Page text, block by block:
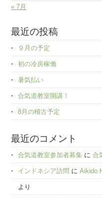
« 7月
最近の投稿
９月の予定
初の冷房稼働
暑気払い
合気道教室開講！
8月の稽古予定
最近のコメント
合気道教室参加者募集 に合
インドネシア訪問 にAikido
より